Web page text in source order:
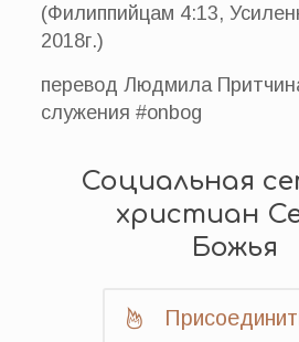
(Филиппийцам 4:13,
2018г.)
перевод Людмила
служения #onbog
Социальная
христиан
Божья